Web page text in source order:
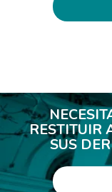
RESTITUIR
SUS